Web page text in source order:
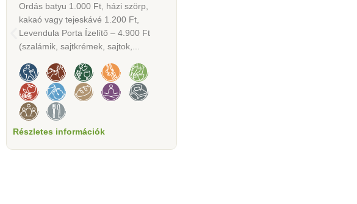
Ordás batyu 1.000 Ft, házi szörp,
kakaó vagy tejeskávé 1.200 Ft,
Levendula Porta Ízelítő – 4.900 Ft
(szalámik, sajtkrémek, sajtok,...
Részletes információk